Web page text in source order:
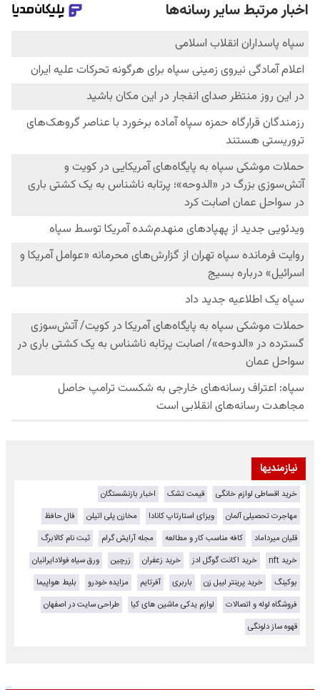
نیازمندیها
خرید اقساطی لوازم خانگی قیمت تشک
اخبار بازنشستگان
مهاجرت تحصیلی آلمان
ویزای استارتاپ کانادا مخازن پلی اتیلن
فال حافظ
قلیان میرداماد
کافه مناسب کار و مطالعه مجله آرایش گرام
ثبت نام کالابرگ
خرید nft
خرید اکانت گوگل ادز خرید زعفران زرچین
ورق سیاه فولادایرانیان
بوکینگ
خرید پرینتر لیبل زن باربری آفرتایم مزایده خودرو
بلیط هواپیما
فروشگاه لوله و اتصالات
لوازم یدکی ماشین های کیا
طراحی سایت در اصفهان
قهوه ساز دلونگی